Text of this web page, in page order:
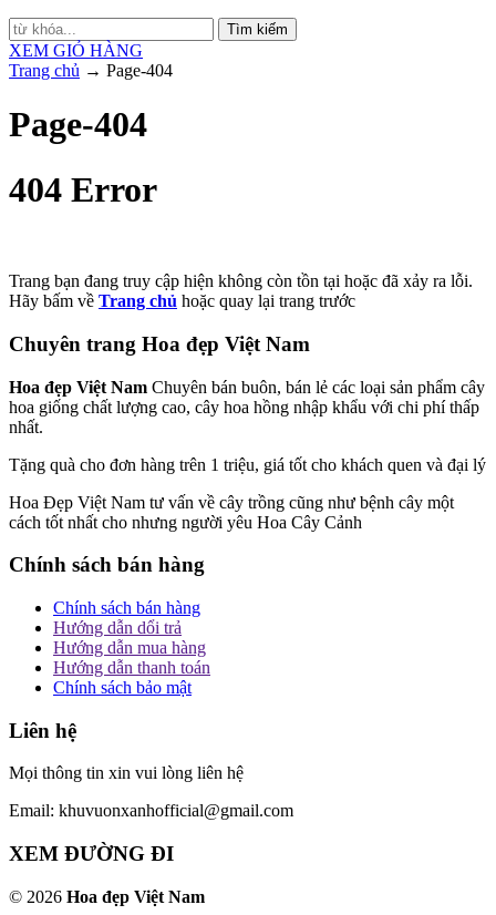
Tìm kiếm
XEM GIỎ HÀNG
Trang chủ → Page-404
Page-404
404 Error
Trang bạn đang truy cập hiện không còn tồn tại hoặc đã xảy ra lỗi.
Hãy bấm về Trang chủ hoặc quay lại trang trước
Chuyên trang Hoa đẹp Việt Nam
Hoa đẹp Việt Nam Chuyên bán buôn, bán lẻ các loại sản phẩm cây
hoa giống chất lượng cao, cây hoa hồng nhập khẩu với chi phí thấp
nhất.
Tặng quà cho đơn hàng trên 1 triệu, giá tốt cho khách quen và đại lý
Hoa Đẹp Việt Nam tư vấn về cây trồng cũng như bệnh cây một
cách tốt nhất cho nhưng người yêu Hoa Cây Cảnh
Chính sách bán hàng
Chính sách bán hàng
Hướng dẫn dổi trả
Hướng dẫn mua hàng
Hướng dẫn thanh toán
Chính sách bảo mật
Liên hệ
Mọi thông tin xin vui lòng liên hệ
Email: khuvuonxanhofficial@gmail.com
XEM ĐƯỜNG ĐI
© 2026 Hoa đẹp Việt Nam